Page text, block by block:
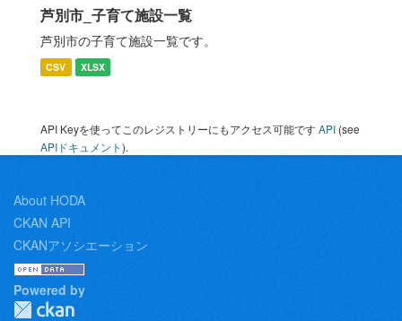
芦別市_子育て施設一覧
芦別市の子育て施設一覧です。
CSV XLSX
API Keyを使ってこのレジストリーにもアクセス可能ですAPI (see
APIドキュメント).
About HODA
CKAN API
CKANアソシエーション
Powered by